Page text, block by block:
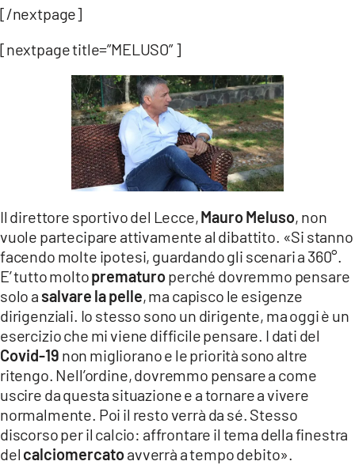
[/nextpage]
[nextpage title=”MELUSO” ]
Il direttore sportivo del Lecce,Mauro Meluso, non
vuole partecipare attivamente al dibattito. «Si stanno
facendo molte ipotesi, guardando gli scenari a 360°.
E’ tutto moltoprematuroperché dovremmo pensare
solo a salvare la pelle, ma capisco le esigenze
dirigenziali. Io stesso sono un dirigente, ma oggi è un
esercizio che mi viene difficile pensare. I dati del
Covid-19 non migliorano e le priorità sono altre
ritengo. Nell’ordine, dovremmo pensare a come
uscire da questa situazione e a tornare a vivere
normalmente. Poi il resto verrà da sé. Stesso
discorso per il calcio: affrontare il tema della finestra
del calciomercatoavverrà a tempo debito».